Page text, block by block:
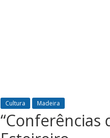
Cultura Madeira
“Conferências